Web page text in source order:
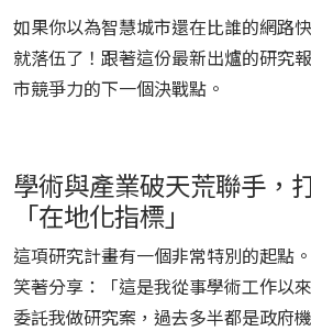
如果你以為智慧城市還在比誰的網路
就落伍了！跟著這份最新出爐的研究
市競爭力的下一個決戰點。
學術與產業破天荒聯手，
「在地化指標」
這項研究計畫有一個非常特別的起點
笑著分享：「這是我從事學術工作以
委託我做研究案，過去多半都是政府